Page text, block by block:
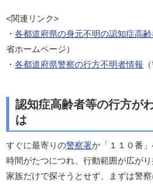
<関連リンク>
・ 各都道府県の身元不明の認知症高
省ホームページ）
・ 各都道府県警察の行方不明者情報
認知症高齢者等の行方が
は
すぐに最寄りの警察署か「１１０番」
時間がたつにつれ、行動範囲が広がり
家族だけで探そうとせず、まずは警